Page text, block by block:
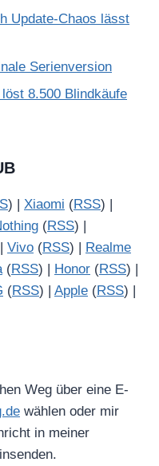
Update-Chaos lässt
Serienversion
8.500 Blindkäufe
) | Xiaomi (RSS) |
(RSS) |
Vivo (RSS) | Realme
(RSS) | Honor (RSS) |
(RSS) | Apple (RSS) |
Weg über eine E-
wählen oder mir
in meiner